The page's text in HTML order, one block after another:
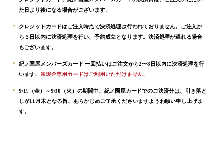
た日より後になる場合がございます。
*
クレジットカードはご注文時点で決済処理は行われておりません。ご注文か
ら３日以内に決済処理を行い、予約成立となります。決済処理が遅れる場合
もございます。
*
紀ノ国屋メンバーズカード 一回払いはご注文から2〜8日以内に決済処理を行
います。 ※現金専用カードはご利用いただけません。
*
9/19（金）～9/30（火）の期間中、紀ノ国屋カードでのご決済分は、引き落と
しが11月末となる旨、あらかじめご了承くださいますようお願い申し上げま
す。